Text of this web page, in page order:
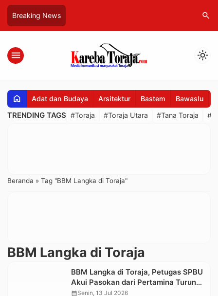
Breaking News search
menu light_mode
home Adat dan Budaya Arsitektur Bastem Bawaslu
TRENDING TAGS #Toraja #Toraja Utara #Tana Toraja
Beranda » Tag "BBM Langka di Toraja"
BBM Langka di Toraja
BBM Langka di Toraja, Petugas SPBU
Akui Pasokan dari Pertamina Turun
50%
calendar_monthSenin, 13 Jul 2026